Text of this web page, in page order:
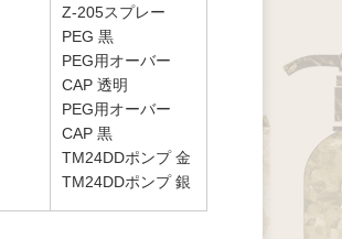
Z-205スプレー
PEG 黒
PEG用オーバー
CAP 透明
PEG用オーバー
CAP 黒
TM24DDポンプ 金
TM24DDポンプ 銀